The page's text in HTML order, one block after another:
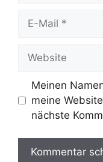
Mail
Meinen
meine
nächste